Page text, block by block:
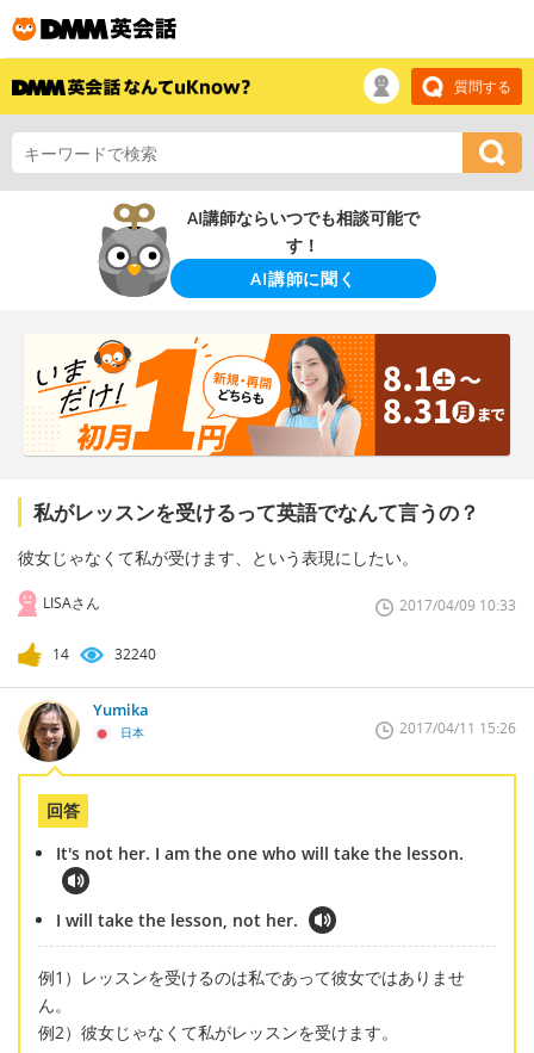
質問する
AI講師ならいつでも相談可能で
す！
AI講師に聞く
私がレッスンを受けるって英語でなんて言うの？
彼女じゃなくて私が受けます、という表現にしたい。
LISAさん 2017/04/09 10:33
14 32240
Yumika
日本 2017/04/11 15:26
回答
It's not her. I am the one who will take the lesson.
I will take the lesson, not her.
例1）レッスンを受けるのは私であって彼女ではありませ
ん。
例2）彼女じゃなくて私がレッスンを受けます。